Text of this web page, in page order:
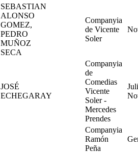
SEBASTIAN
ALONSO
GOMEZ,
PEDRO
MUÑOZ
SECA
Companyia
de Vicente
Soler
JOSÉ
ECHEGARAY
Companyia
de
Comedias
Vicente
Soler -
Mercedes
Prendes
Companyia
Ramón
Peña